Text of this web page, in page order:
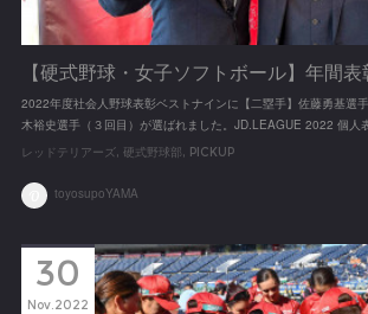
【硬式野球・女子ソフトボール】年間表
2022年度社会人野球表彰ベストナインに【二塁手】佐藤勇基選
木裕史選手（３回目）が選ばれました。JD.LEAGUE 2022 個人
レッドテリアーズ 硬式野球部 PICKUP
toyosupoYAMA
30
Nov 2022